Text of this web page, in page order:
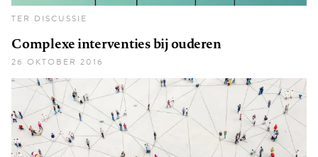
TER DISCUSSIE
Complexe interventies bij ouderen
26 OKTOBER 2016